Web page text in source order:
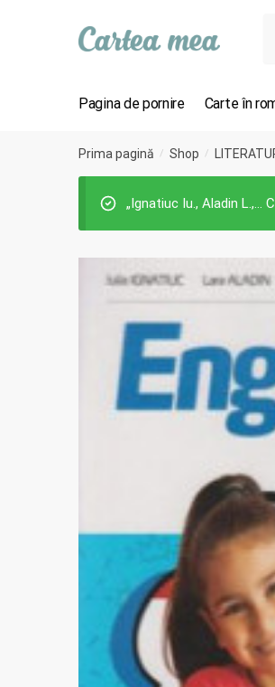
Pagina de pornire Carte în
Prima pagină / Shop /
„Ignatiuc Iu., Aladin L.,…